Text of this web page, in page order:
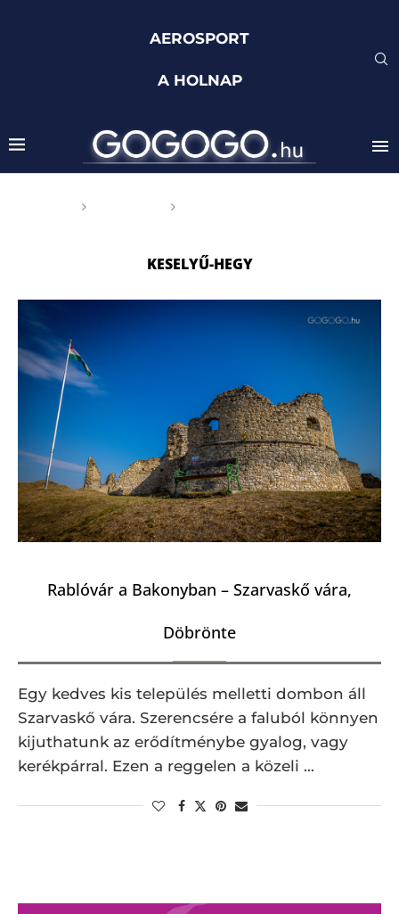
AEROSPORT
A HOLNAP
KESELYŰ-HEGY
Rablóvár a Bakonyban – Szarvaskő vára,
Döbrönte
Egy kedves kis település melletti dombon áll
Szarvaskő vára. Szerencsére a faluból könnyen
kijuthatunk az erődítménybe gyalog, vagy
kerékpárral. Ezen a reggelen a közeli …